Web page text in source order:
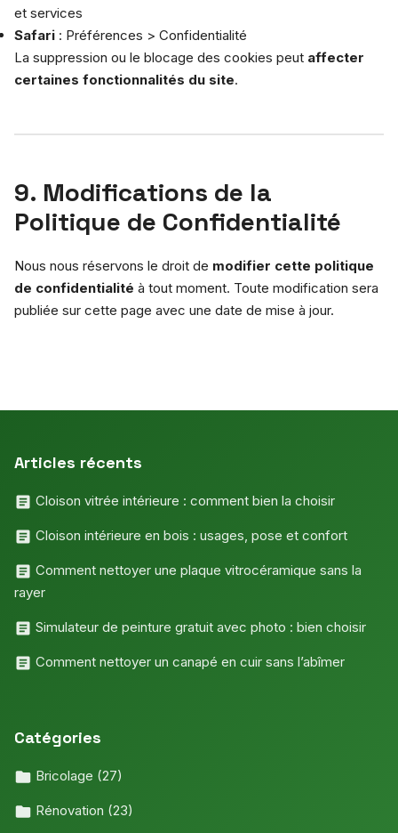
et services
Safari : Préférences > Confidentialité
La suppression ou le blocage des cookies peut affecter
certaines fonctionnalités du site.
9. Modifications de la
Politique de Confidentialité
Nous nous réservons le droit de modifier cette politique
de confidentialité à tout moment. Toute modification sera
publiée sur cette page avec une date de mise à jour.
Articles récents
Cloison vitrée intérieure : comment bien la choisir
Cloison intérieure en bois : usages, pose et confort
Comment nettoyer une plaque vitrocéramique sans la
rayer
Simulateur de peinture gratuit avec photo : bien choisir
Comment nettoyer un canapé en cuir sans l’abîmer
Catégories
Bricolage (27)
Rénovation (23)